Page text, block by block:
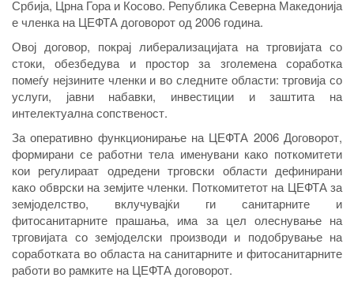
Србија, Црна Гора и Косово. Република Северна Македонија
е членка на ЦЕФТА договорот од 2006 година.
Овој договор, покрај либерализацијата на трговијата со
стоки, обезбедува и простор за зголемена соработка
помеѓу нејзините членки и во следните области: трговија со
услуги, јавни набавки, инвестиции и заштита на
интелектуална сопственост.
За оперативно функционирање на ЦЕФТА 2006 Договорот,
формирани се работни тела именувани како поткомитети
кои регулираат одредени трговски области дефинирани
како обврски на земјите членки. Поткомитетот на ЦЕФТА за
земјоделство, вклучувајќи ги санитарните и
фитосанитарните прашања, има за цел олеснување на
трговијата со земјоделски производи и подобрување на
соработката во областа на санитарните и фитосанитарните
работи во рамките на ЦЕФТА договорот.